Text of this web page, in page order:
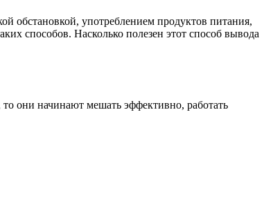
обстановкой, употреблением продуктов питания,
способов. Насколько полезен этот способ вывода
они начинают мешать эффективно, работать